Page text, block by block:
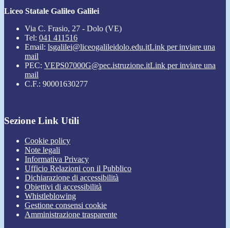
Liceo Statale Galileo Galilei
Via C. Frasio, 27 - Dolo (VE)
Tel: 041 411516
Email: lsgalilei@liceogalileidolo.edu.itLink per inviare una
mail
PEC: VEPS07000G@pec.istruzione.itLink per inviare una
mail
C.F.: 90001630277
Sezione Link Utili
Cookie policy
Note legali
Informativa Privacy
Ufficio Relazioni con il Pubblico
Dichiarazione di accessibilità
Obiettivi di accessibilità
Whistleblowing
Gestione consensi cookie
Amministrazione trasparente